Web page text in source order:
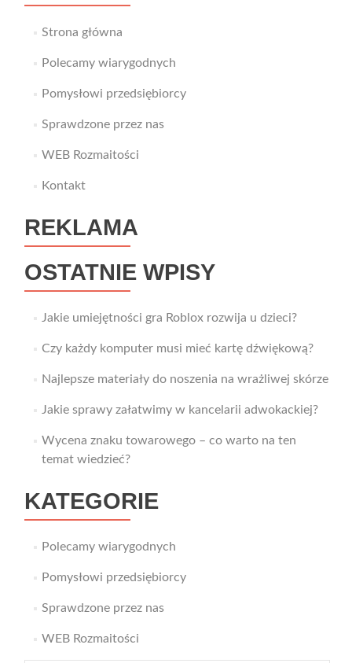
Strona główna
Polecamy wiarygodnych
Pomysłowi przedsiębiorcy
Sprawdzone przez nas
WEB Rozmaitości
Kontakt
REKLAMA
OSTATNIE WPISY
Jakie umiejętności gra Roblox rozwija u dzieci?
Czy każdy komputer musi mieć kartę dźwiękową?
Najlepsze materiały do noszenia na wrażliwej skórze
Jakie sprawy załatwimy w kancelarii adwokackiej?
Wycena znaku towarowego – co warto na ten
temat wiedzieć?
KATEGORIE
Polecamy wiarygodnych
Pomysłowi przedsiębiorcy
Sprawdzone przez nas
WEB Rozmaitości